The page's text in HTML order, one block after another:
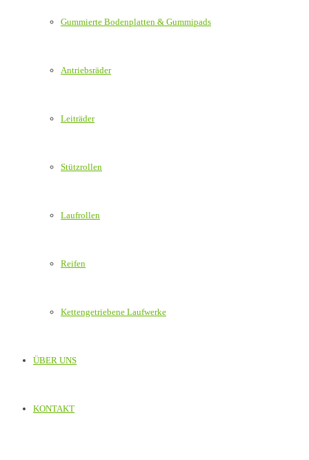
Gummierte Bodenplatten & Gummipads
Antriebsräder
Leiträder
Stützrollen
Laufrollen
Reifen
Kettengetriebene Laufwerke
ÜBER UNS
KONTAKT